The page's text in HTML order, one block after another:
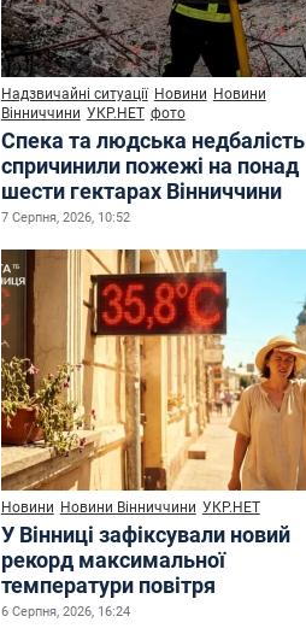
Надзвичайні ситуації Новини Новини
Вінниччини УКР.НЕТ фото
Спека та людська недбалість
спричинили пожежі на понад
шести гектарах Вінниччини
7 Серпня, 2026, 10:52
Новини Новини Вінниччини УКР.НЕТ
У Вінниці зафіксували новий
рекорд максимальної
температури повітря
6 Серпня, 2026, 16:24